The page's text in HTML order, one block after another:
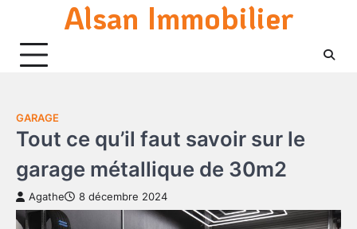
content
Alsan Immobilier
GARAGE
Tout ce qu’il faut savoir sur le
garage métallique de 30m2
Agathe 8 décembre 2024